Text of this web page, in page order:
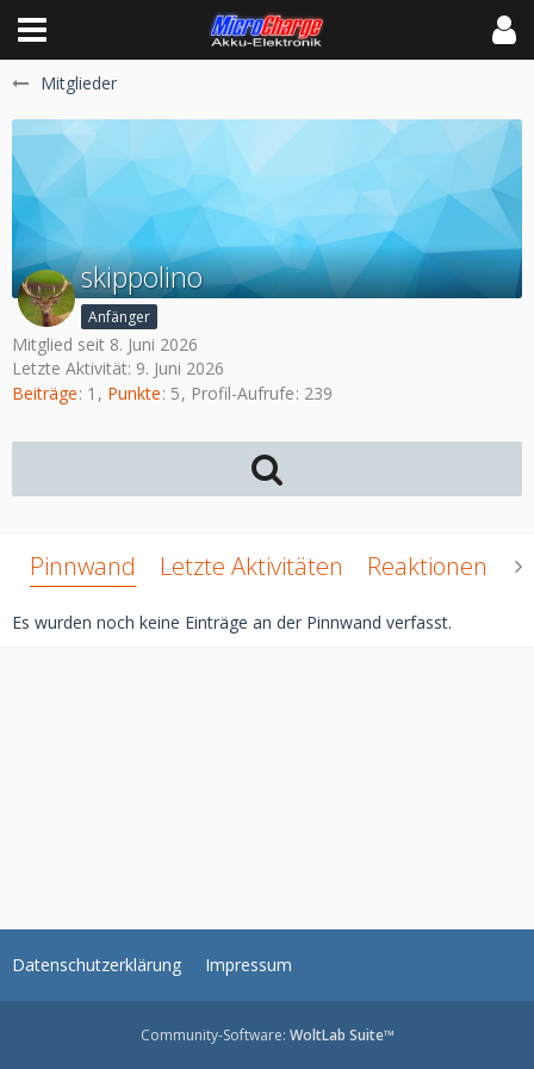
Mitglieder
skippolino
Anfänger
Mitglied seit 8. Juni 2026
Letzte Aktivität: 9. Juni 2026
Beiträge 1 Punkte 5 Profil-Aufrufe 239
Pinnwand Letzte Aktivitäten Reaktionen
Es wurden noch keine Einträge an der Pinnwand verfasst.
Datenschutzerklärung Impressum
Community-Software: WoltLab Suite™